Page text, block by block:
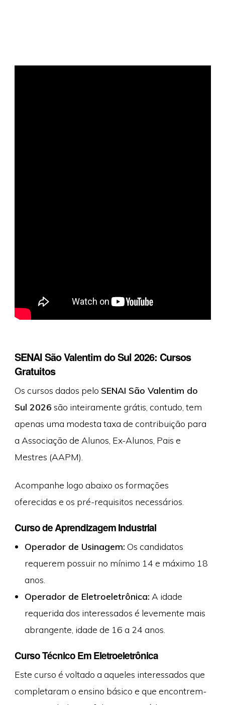
SENAI São Valentim do Sul 2026: Cursos
Gratuitos
Os cursos dados pelo SENAI São Valentim do
Sul 2026 são inteiramente grátis, contudo, tem
apenas uma modesta taxa de contribuição para
a Associação de Alunos, Ex-Alunos, Pais e
Mestres (AAPM).
Acompanhe logo abaixo os formações
oferecidas e os pré-requisitos necessários.
Curso de Aprendizagem Industrial
Operador de Usinagem: Os candidatos
requerem possuir no mínimo 14 e máximo 18
anos.
Operador de Eletroeletrônica: A idade
requerida dos interessados é levemente mais
abrangente, idade de 16 a 24 anos.
Curso Técnico Em Eletroeletrônica
Este curso é voltado a aqueles interessados que
completaram o ensino básico e que encontrem-